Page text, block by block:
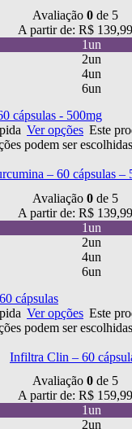
Avaliação 0 de 5
A partir de: R$ 139,99
1un
2un
4un
6un
Ver opções Este
podem ser
– 60 cápsulas –
Avaliação 0 de 5
A partir de: R$ 139,99
1un
2un
4un
6un
Ver opções Este
podem ser
Infiltra Clin – 60
Avaliação 0 de 5
A partir de: R$ 159,99
1un
2un